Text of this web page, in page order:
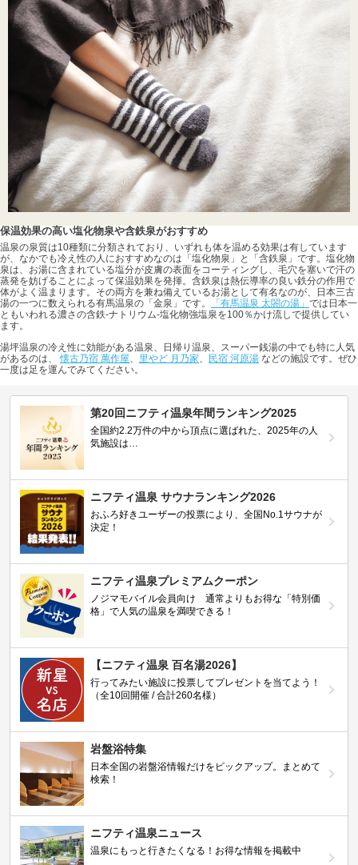
保温効果の高い塩化物泉や含鉄泉がおすすめ
温泉の泉質は10種類に分類されており、いずれも体を温める効果は有しています
が、なかでも冷え性の人におすすめなのは「塩化物泉」と「含鉄泉」です。塩化物
泉は、お湯に含まれている塩分が皮膚の表面をコーティングし、毛穴を塞いで汗の
蒸発を妨げることによって保温効果を発揮。含鉄泉は熱伝導率の良い鉄分の作用で
体がよく温まります。その両方を兼ね備えているお湯として有名なのが、日本三古
湯の一つに数えられる有馬温泉の「金泉」です。
「有馬温泉 太閤の湯」 では日本一
ともいわれる濃さの含鉄-ナトリウム-塩化物強塩泉を100％かけ流しで提供してい
ます。
湯坪温泉の冷え性に効能がある温泉、日帰り温泉、スーパー銭湯の中でも特に人気
があるのは、懐古乃宿 萬作屋、 里やど 月乃家、 民宿 河原湯 などの施設です。ぜひ
一度は足を運んでみてください。
第20回ニフティ温泉年間ランキング2025
全国約2.2万件の中から頂点に選ばれた、2025年の人
気施設は…
ニフティ温泉 サウナランキング2026
おふろ好きユーザーの投票により、全国No.1サウナが
決定！
ニフティ温泉プレミアムクーポン
ノジマモバイル会員向け 通常よりもお得な「特別価
格」で人気の温泉を満喫できる！
【ニフティ温泉 百名湯2026】
行ってみたい施設に投票してプレゼントを当てよう！
（全10回開催 / 合計260名様）
岩盤浴特集
日本全国の岩盤浴情報だけをピックアップ。まとめて
検索！
ニフティ温泉ニュース
温泉にもっと行きたくなる！お得な情報を掲載中